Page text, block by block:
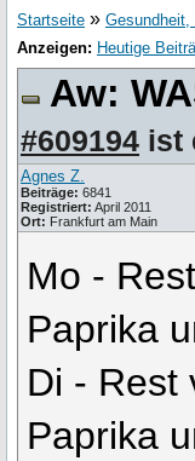
Startseite » Gesundheit,
Anzeigen: Heutige
Aw:
#609194 ist
Agnes Z.
Beiträge: 6841
Registriert: April 2011
Ort: Frankfurt am Main
Mo -
Paprika
Di - Rest
Paprika